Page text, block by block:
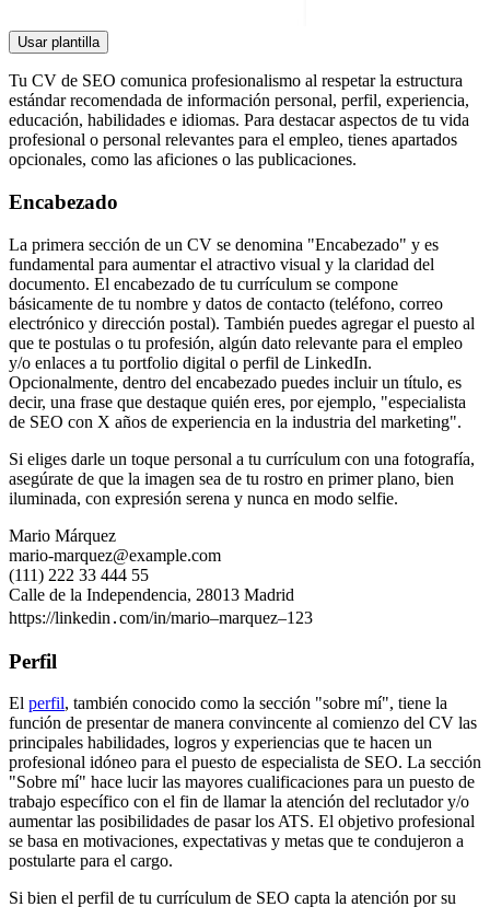
Usar plantilla
Tu CV de SEO comunica profesionalismo al respetar la estructura
estándar recomendada de información personal, perfil, experiencia,
educación, habilidades e idiomas. Para destacar aspectos de tu vida
profesional o personal relevantes para el empleo, tienes apartados
opcionales, como las aficiones o las publicaciones.
Encabezado
La primera sección de un CV se denomina "Encabezado" y es
fundamental para aumentar el atractivo visual y la claridad del
documento. El encabezado de tu currículum se compone
básicamente de tu nombre y datos de contacto (teléfono, correo
electrónico y dirección postal). También puedes agregar el puesto al
que te postulas o tu profesión, algún dato relevante para el empleo
y/o enlaces a tu portfolio digital o perfil de LinkedIn.
Opcionalmente, dentro del encabezado puedes incluir un título, es
decir, una frase que destaque quién eres, por ejemplo, "especialista
de SEO con X años de experiencia en la industria del marketing".
Si eliges darle un toque personal a tu currículum con una fotografía,
asegúrate de que la imagen sea de tu rostro en primer plano, bien
iluminada, con expresión serena y nunca en modo selfie.
Mario Márquez
mario-marquez@example.com
(111) 222 33 444 55
Calle de la Independencia, 28013 Madrid
https://linkedin․com/in/mario–marquez–123
Perfil
El perfil, también conocido como la sección "sobre mí", tiene la
función de presentar de manera convincente al comienzo del CV las
principales habilidades, logros y experiencias que te hacen un
profesional idóneo para el puesto de especialista de SEO. La sección
"Sobre mí" hace lucir las mayores cualificaciones para un puesto de
trabajo específico con el fin de llamar la atención del reclutador y/o
aumentar las posibilidades de pasar los ATS. El objetivo profesional
se basa en motivaciones, expectativas y metas que te condujeron a
postularte para el cargo.
Si bien el perfil de tu currículum de SEO capta la atención por su